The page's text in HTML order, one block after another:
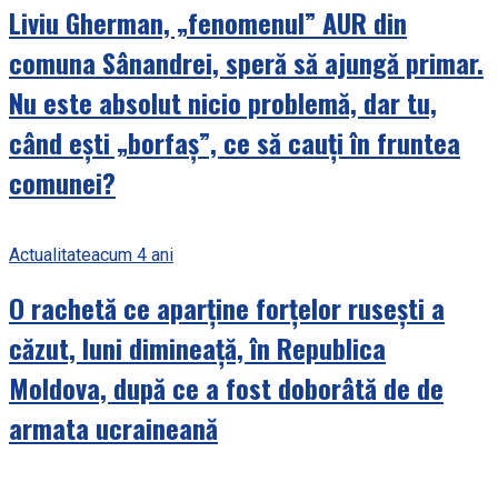
Liviu Gherman, „fenomenul” AUR din
comuna Sânandrei, speră să ajungă primar.
Nu este absolut nicio problemă, dar tu,
când ești „borfaș”, ce să cauți în fruntea
comunei?
Actualitateacum 4 ani
O rachetă ce aparține forțelor rusești a
căzut, luni dimineață, în Republica
Moldova, după ce a fost doborâtă de de
armata ucraineană